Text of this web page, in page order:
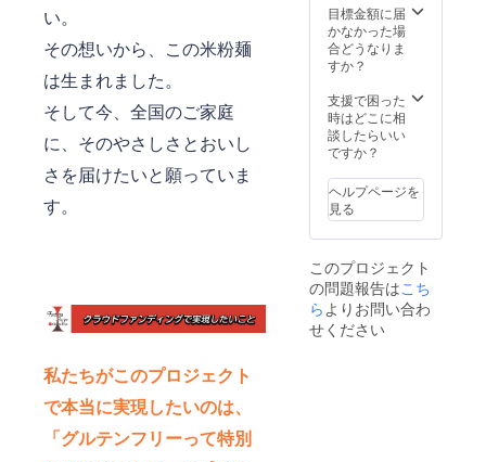
い。
その想いから、この米粉麺
は生まれました。
そして今、全国のご家庭
に、そのやさしさとおいし
さを届けたいと願っていま
す。
私たちがこのプロジェクト
で本当に実現したいのは、
「グルテンフリーって特別
目標金額に届
かなかった場
合どうなりま
すか？
支援で困った
時はどこに相
談したらいい
ですか？
ヘルプページを
見る
このプロジェクト
の問題報告はこち
らよりお問い合わ
せください